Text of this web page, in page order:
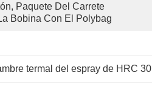
Paquete Del Carrete
Bobina Con El Polybag
termal del espray de HRC 30